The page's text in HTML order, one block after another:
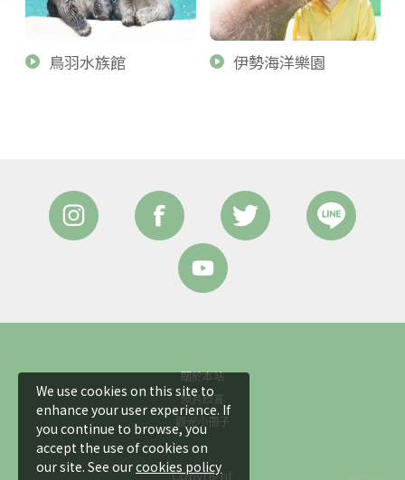
鳥羽水族館 伊勢海洋樂園
關於本站
照片欣賞
觀光小冊子
Copyright
We use cookies on this site to
enhance your user experience. If
you continue to browse, you
accept the use of cookies on
our site. See ourcookies policy